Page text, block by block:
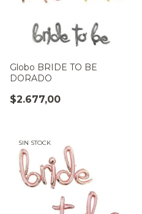
Globo BRIDE TO BE
DORADO
$2.677,00
SIN STOCK